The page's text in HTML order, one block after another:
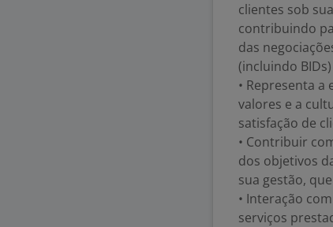
clientes sob
contribuindo
das
(incluindo
• Representa
valores e a
satisfação de
• Contribuir
dos objetivos
sua gestão,
• Interação
serviços